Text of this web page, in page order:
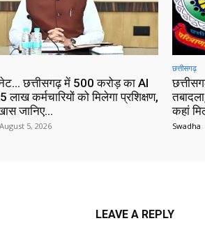
छत्तीसगढ़ में 500 करोड़ का AI
लाख कर्मचारियों को मिलेगा प्रशिक्षण,
जानिए…
August 5, 2026
छत्तीसगढ़
कहां
Swadha
LEAVE A REPLY